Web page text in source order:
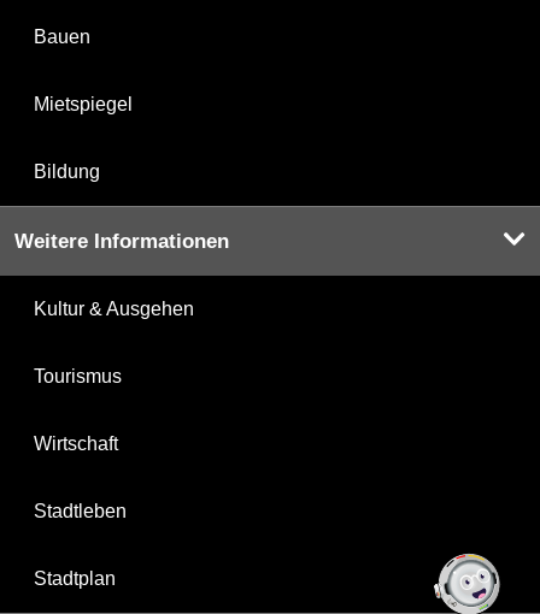
Bauen
Mietspiegel
Bildung
Weitere Informationen
Kultur & Ausgehen
Tourismus
Wirtschaft
Stadtleben
Stadtplan